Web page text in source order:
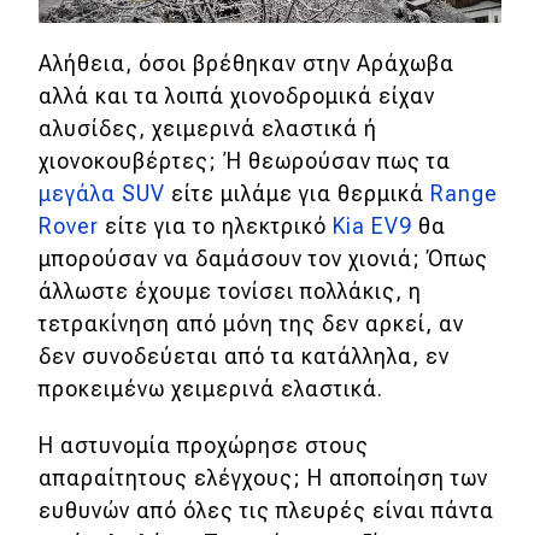
Αλήθεια, όσοι βρέθηκαν στην Αράχωβα
αλλά και τα λοιπά χιονοδρομικά είχαν
αλυσίδες, χειμερινά ελαστικά ή
χιονοκουβέρτες; Ή θεωρούσαν πως τα
μεγάλα SUV είτε μιλάμε για θερμικά Range
Rover είτε για το ηλεκτρικό Kia EV9 θα
μπορούσαν να δαμάσουν τον χιονιά; Όπως
άλλωστε έχουμε τονίσει πολλάκις, η
τετρακίνηση από μόνη της δεν αρκεί, αν
δεν συνοδεύεται από τα κατάλληλα, εν
προκειμένω χειμερινά ελαστικά.
Η αστυνομία προχώρησε στους
απαραίτητους ελέγχους; Η αποποίηση των
ευθυνών από όλες τις πλευρές είναι πάντα